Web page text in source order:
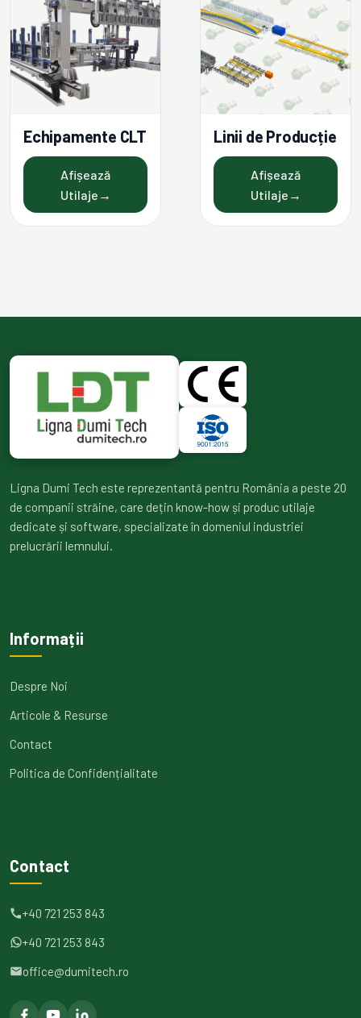
Echipamente CLT
Afișează
Utilaje →
Linii de Producție
Afișează
Utilaje →
Ligna Dumi Tech este reprezentantă pentru România a peste 20
de companii străine, care dețin know-how și produc utilaje
dedicate și software, specializate în domeniul industriei
prelucrării lemnului.
Informații
Despre Noi
Articole & Resurse
Contact
Politica de Confidențialitate
Contact
+40 721 253 843
+40 721 253 843
office@dumitech.ro